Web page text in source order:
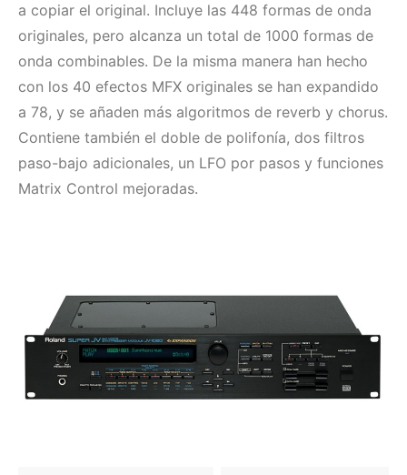
a copiar el original. Incluye las 448 formas de onda
originales, pero alcanza un total de 1000 formas de
onda combinables. De la misma manera han hecho
con los 40 efectos MFX originales se han expandido
a 78, y se añaden más algoritmos de reverb y chorus.
Contiene también el doble de polifonía, dos filtros
paso-bajo adicionales, un LFO por pasos y funciones
Matrix Control mejoradas.